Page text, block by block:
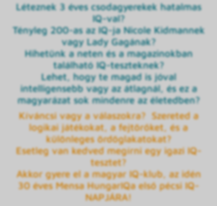
Léteznek 3 éves csodagyerekek hatalmas
IQ-val?
Tényleg 200-as az IQ-ja Nicole Kidmannek
vagy Lady Gagának?
Hihetünk a neten és a magazinokban
található IQ-teszteknek?
Lehet, hogy te magad is jóval
intelligensebb vagy az átlagnál, és ez a
magyarázat sok mindenre az életedben?
Kíváncsi vagy a válaszokra? Szereted a
logikai játékokat, a fejtörőket, és a
különleges ördöglakatokat?
Esetleg van kedved megírni egy igazi IQ-
tesztet?
Akkor gyere el a magyar IQ-klub, az idén
30 éves Mensa HungarIQa első pécsi IQ-
NAPJÁRA!